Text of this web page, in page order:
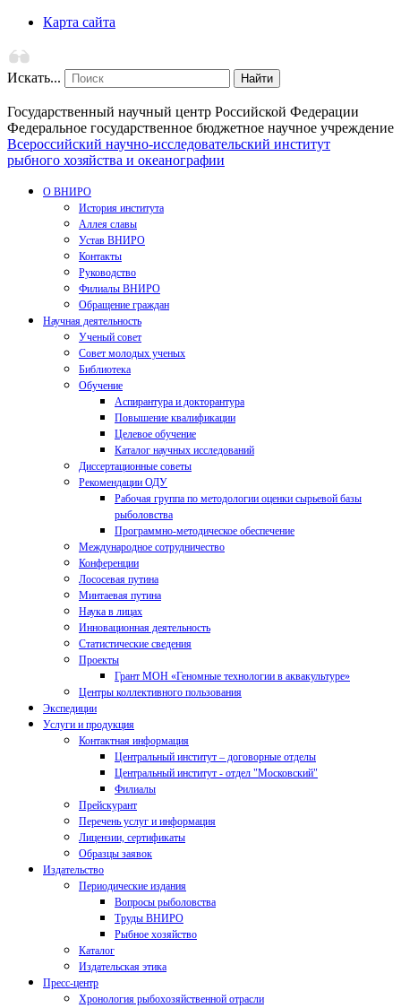
Карта сайта
Искать... Найти
Государственный научный центр Российской Федерации
Федеральное государственное бюджетное научное учреждение
Всероссийский научно-исследовательский институт
рыбного хозяйства и океанографии
О ВНИРО
История института
Аллея славы
Устав ВНИРО
Контакты
Руководство
Филиалы ВНИРО
Обращение граждан
Научная деятельность
Ученый совет
Совет молодых ученых
Библиотека
Обучение
Аспирантура и докторантура
Повышение квалификации
Целевое обучение
Каталог научных исследований
Диссертационные советы
Рекомендации ОДУ
Рабочая группа по методологии оценки сырьевой базы
рыболовства
Программно-методическое обеспечение
Международное сотрудничество
Конференции
Лососевая путина
Минтаевая путина
Наука в лицах
Инновационная деятельность
Статистические сведения
Проекты
Грант МОН «Геномные технологии в аквакультуре»
Центры коллективного пользования
Экспедиции
Услуги и продукция
Контактная информация
Центральный институт – договорные отделы
Центральный институт - отдел "Московский"
Филиалы
Прейскурант
Перечень услуг и информация
Лицензии, сертификаты
Образцы заявок
Издательство
Периодические издания
Вопросы рыболовства
Труды ВНИРО
Рыбное хозяйство
Каталог
Издательская этика
Пресс-центр
Хронология рыбохозяйственной отрасли